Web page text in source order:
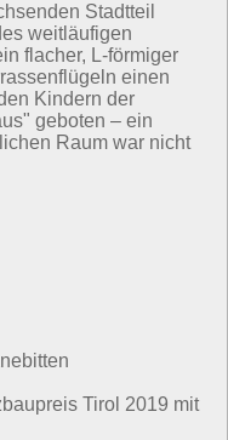
Stadtteil
weitläufigen
flacher, L-förmiger
einen
Kindern der
geboten – ein
Raum war nicht
Tirol 2019 mit